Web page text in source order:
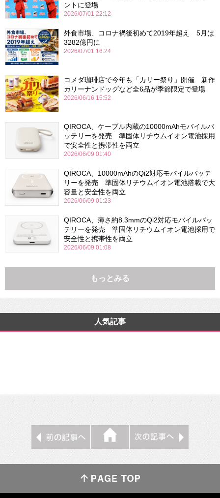
ントに登場
2026/07/01 22:12
外食市場、コロナ禍後初めて2019年超え 5月は
3282億円に
2026/07/01 16:24
コメダ珈琲店で今年も「カリー祭り」開催 新作
カリーナンドッグなど全6品が季節限定で登場
2026/06/16 15:52
QIROCA、ケーブル内蔵の10000mAhモバイルバ
ッテリーを発売 準固体リチウムイオン電池採用
で安全性と携帯性を両立
2026/06/09 01:40
QIROCA、10000mAhのQi2対応モバイルバッテ
リーを発売 準固体リチウムイオン電池搭載で大
容量と安全性を両立
2026/06/09 01:23
QIROCA、薄さ約8.3mmのQi2対応モバイルバッ
テリーを発売 準固体リチウムイオン電池採用で
安全性と携帯性を両立
2026/06/09 01:08
もっとみる
人気記事